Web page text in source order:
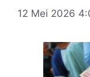
12 Mei 2026